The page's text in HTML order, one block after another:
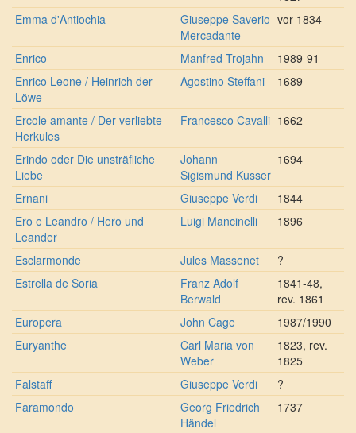
Emma d'Antiochia
Giuseppe Saverio
Mercadante
vor 1834
Enrico Manfred Trojahn
1989-91
Enrico Leone / Heinrich der
Löwe
Agostino Steffani 1689
Ercole amante / Der verliebte
Herkules
Francesco Cavalli 1662
Erindo oder Die unsträfliche
Liebe
Johann
Sigismund Kusser
1694
Ernani Giuseppe Verdi
1844
Ero e Leandro / Hero und
Leander
Luigi Mancinelli 1896
Esclarmonde Jules Massenet
?
Estrella de Soria
Franz Adolf
Berwald
1841-48,
rev. 1861
Europera
John Cage
1987/1990
Euryanthe
Carl Maria von
Weber
1823, rev.
1825
Falstaff
Giuseppe Verdi
?
Faramondo
Georg Friedrich
Händel
1737